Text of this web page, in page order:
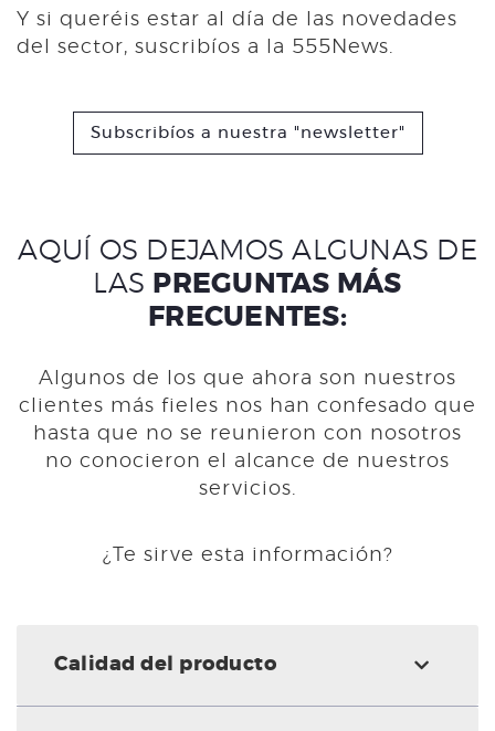
Y si queréis estar al día de las novedades
del sector, suscribíos a la 555News.
Subscribíos a nuestra "newsletter"
AQUÍ OS DEJAMOS ALGUNAS DE
LAS PREGUNTAS MÁS
FRECUENTES:
Algunos de los que ahora son nuestros
clientes más fieles nos han confesado que
hasta que no se reunieron con nosotros
no conocieron el alcance de nuestros
servicios.
¿Te sirve esta información?
Calidad del producto